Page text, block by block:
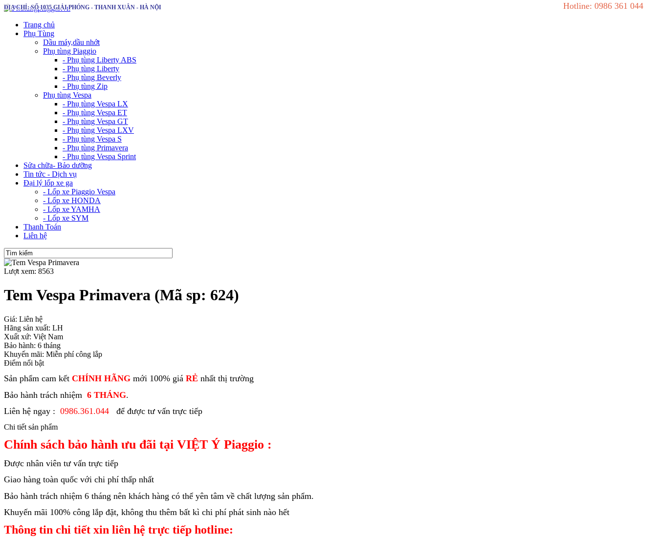
ĐỊA CHỈ: SỐ 1035 GIẢI PHÓNG - THANH XUÂN - HÀ NỘI Hotline: 0986 361 044
Trang chủ
Phụ Tùng
Dầu máy,dầu nhớt
Phụ tùng Piaggio
- Phụ tùng Liberty ABS
- Phụ tùng Liberty
- Phụ tùng Beverly
- Phụ tùng Zip
Phụ tùng Vespa
- Phụ tùng Vespa LX
- Phụ tùng Vespa ET
- Phụ tùng Vespa GT
- Phụ tùng Vespa LXV
- Phụ tùng Vespa S
- Phụ tùng Primavera
- Phụ tùng Vespa Sprint
Sửa chữa- Bảo dưỡng
Tin tức - Dịch vụ
Đại lý lốp xe ga
- Lốp xe Piaggio Vespa
- Lốp xe HONDA
- Lốp xe YAMHA
- Lốp xe SYM
Thanh Toán
Liên hệ
Lượt xem: 8563
Tem Vespa Primavera (Mã sp: 624)
Giá: Liên hệ
Hãng sản xuất: LH
Xuất xứ: Việt Nam
Bảo hành: 6 tháng
Khuyến mãi: Miễn phí công lắp
Điểm nổi bật
Sản phẩm cam kết CHÍNH HÃNG mới 100% giá RẺ nhất thị trường
Bảo hành trách nhiệm 6 THÁNG.
Liên hệ ngay : 0986.361.044 để được tư vấn trực tiếp
Chi tiết sản phẩm
Chính sách bảo hành ưu đãi tại VIỆT Ý Piaggio :
Được nhân viên tư vấn trực tiếp
Giao hàng toàn quốc với chi phí thấp nhất
Bảo hành trách nhiệm 6 tháng nên khách hàng có thể yên tâm về chất lượng sản phẩm.
Khuyến mãi 100% công lắp đặt, không thu thêm bất kì chi phí phát sinh nào hết
Thông tin chi tiết xin liên hệ trực tiếp hotline: